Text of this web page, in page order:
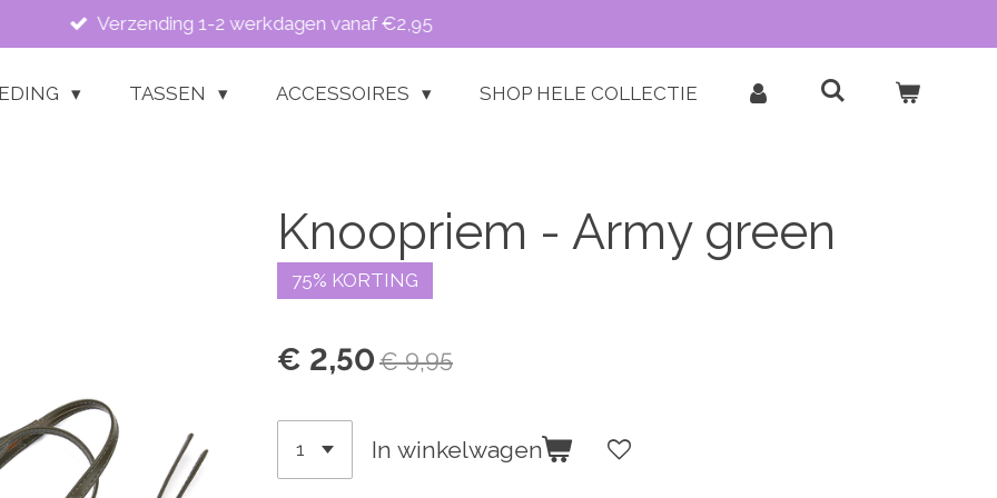
Verzending 1-2 werkdagen vanaf €2,95
TASSEN ACCESSOIRES SHOP HELE COLLECTIE
Knoopriem - Army green
75% KORTING
€ 2,50 € 9,95
In winkelwagen